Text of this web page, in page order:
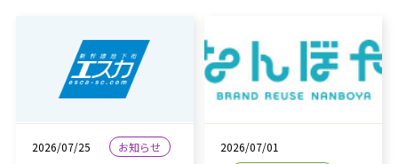
2026/07/25 お知らせ
2026/07/01